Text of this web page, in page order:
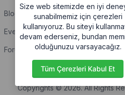
Blog
Events
Forums
Copyrights © 2026. All Rights
Size web sitemizde en iyi
sunabilmemiz için çerezleri
kullanıyoruz. Bu siteyi
devam ederseniz, bundan
olduğunuzu varsayacağız.
Tüm Çerezleri Kabul Et